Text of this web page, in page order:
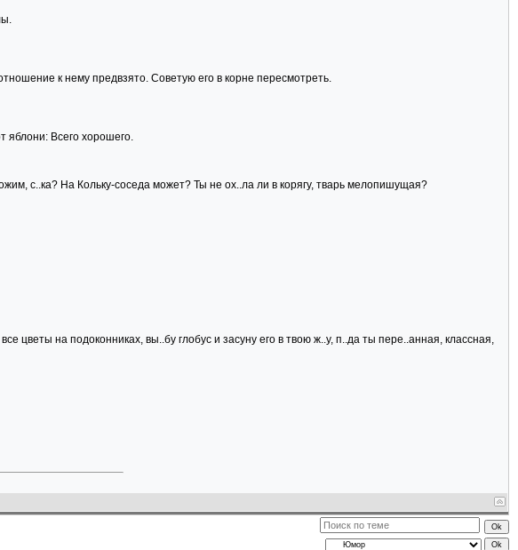
к нему предвзято. Советую его в корне пересмотреть.
яблони: Всего хорошего.
с..ка? На Кольку-соседа может? Ты не ох..ла ли в корягу, тварь мелопишущая?
цветы на подоконниках, вы..бу глобус и засуну его в твою ж..у, п..да ты пере..анная, классная,